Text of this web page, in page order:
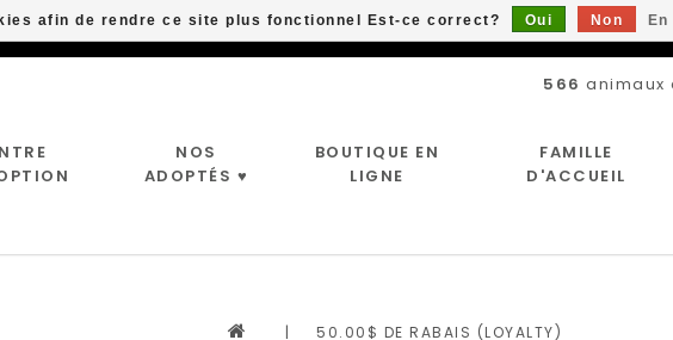
566 animaux
NOS
ADOPTÉS ♥
BOUTIQUE EN
LIGNE
FAMILLE
D'ACCUEIL
| 50.00$ DE RABAIS (LOYALTY)
afin de rendre ce site plus fonctionnel Est-ce correct? Oui Non
Livraison gratuite à partir de 89$*